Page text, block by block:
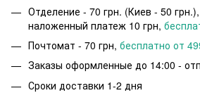
Отделение - 70 грн. (Киев - 50
наложенный платеж 10 грн,
Почтомат - 70 грн, бесплатно от
Заказы оформленные до 14:00 -
Сроки доставки 1-2 дня